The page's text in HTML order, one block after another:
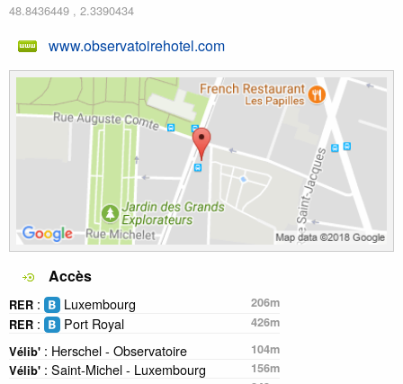
48.8436449 , 2.3390434
www.observatoirehotel.com
Accès
RER : Luxembourg
206m
RER : Port Royal
426m
Vélib' : Herschel - Observatoire
104m
Vélib' : Saint-Michel - Luxembourg
156m